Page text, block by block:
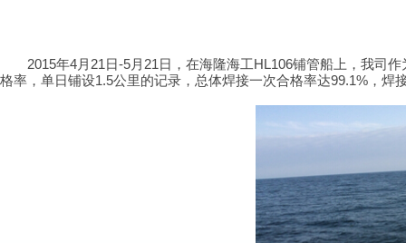
2015年4月21日-5月21日，在海隆海工HL106铺管船上，我司作
格率，单日铺设1.5公里的记录，总体焊接一次合格率达99.1%，